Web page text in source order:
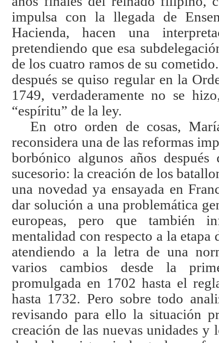
impulsa con la llegada de
Hacienda, hacen una
pretendiendo que esa
de los cuatro ramos de su
después se quiso regular en la
1749, verdaderamente no se
“espíritu” de la ley.
En otro orden de cosas,
reconsidera una de las reformas
borbónico algunos años
sucesorio: la creación de los
una novedad ya ensayada en
dar solución a una problemática
europeas, pero que también
mentalidad con respecto a la etapa
atendiendo a la letra de una
varios cambios desde la
promulgada en 1702 hasta el
hasta 1732. Pero sobre todo
revisando para ello la situación
creación de las nuevas unidades y